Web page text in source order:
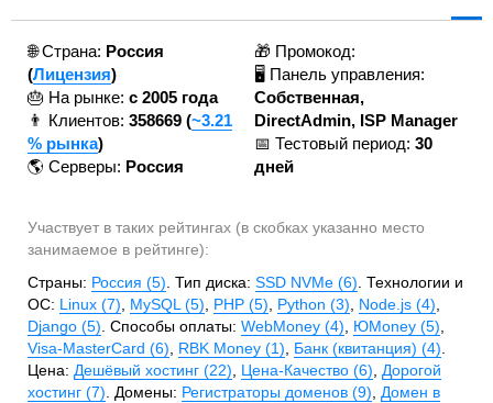
🌐 Страна: Россия
(Лицензия)
🎂 На рынке: c 2005 года
👨 Клиентов: 358669 (~3.21
% рынка)
🌎 Серверы: Россия
🎁 Промокод:
🖥️ Панель управления:
Собственная,
DirectAdmin, ISP Manager
📅 Тестовый период: 30
дней
Участвует в таких рейтингах (в скобках указанно место
занимаемое в рейтинге):
Страны: Россия (5). Тип диска: SSD NVMe (6). Технологии и
ОС: Linux (7), MySQL (5), PHP (5), Python (3), Node.js (4),
Django (5). Способы оплаты: WebMoney (4), ЮMoney (5),
Visa-MasterCard (6), RBK Money (1), Банк (квитанция) (4).
Цена: Дешёвый хостинг (22), Цена-Качество (6), Дорогой
хостинг (7). Домены: Регистраторы доменов (9), Домен в